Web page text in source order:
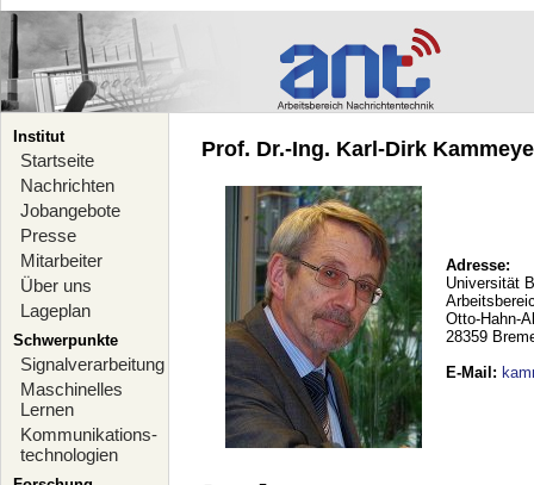
Institut
Startseite
Nachrichten
Jobangebote
Presse
Mitarbeiter
Über uns
Lageplan
Schwerpunkte
Signalverarbeitung
Maschinelles
Lernen
Kommunikations-
technologien
Prof. Dr.-Ing. Karl-Dirk
Adresse:
Universität
Otto-Hahn-
28359
E-Mail :